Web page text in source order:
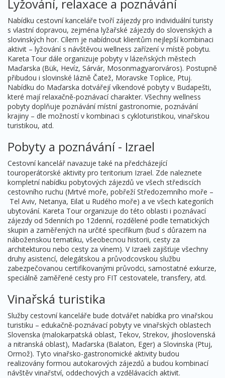
Lyžování, relaxace a poznávání
Nabídku cestovní kanceláře tvoří zájezdy pro individuální turisty
s vlastní dopravou, zejména lyžařské zájezdy do slovenských a
slovinských hor. Cílem je nabídnout klientům nejlepší kombinaci
aktivit – lyžování s návštěvou wellness zařízení v místě pobytu.
Kareta Tour dále organizuje pobyty v lázeňských městech
Maďarska (Bük, Hevíz, Sárvár, Mosonmagyarorváros). Postupně
přibudou i slovinské lázně Čatež, Moravske Toplice, Ptuj.
Nabídku do Maďarska dotvářejí víkendové pobyty v Budapešti,
které mají relaxačně-poznávací charakter. Všechny wellness
pobyty doplňuje poznávání místní gastronomie, poznávání
krajiny – dle možností v kombinaci s cykloturistikou, vinařskou
turistikou, atd.
Pobyty a poznávání - Izrael
Cestovní kancelář navazuje také na předcházející
touroperátorské aktivity pro teritorium Izrael. Zde naleznete
kompletní nabídku pobytových zájezdů ve všech střediscích
cestovního ruchu (Mrtvé moře, pobřeží Středozemního moře –
Tel Aviv, Netanya, Eilat u Rudého moře) a ve všech kategoriích
ubytování. Kareta Tour organizuje do této oblasti i poznávací
zájezdy od 5denních po 12denní, rozdělené podle tematických
skupin a zaměřených na určité specifikum (buď s důrazem na
náboženskou tematiku, všeobecnou historii, cesty za
architekturou nebo cesty za vínem). V Izraeli zajišťuje všechny
druhy asistencí, delegátskou a průvodcovskou službu
zabezpečovanou certifikovanými průvodci, samostatné exkurze,
speciálně zaměřené cesty pro FIT cestovatele, transfery, atd.
Vinařská turistika
Služby cestovní kanceláře bude dotvářet nabídka pro vinařskou
turistiku – edukačně-poznávací pobyty ve vinařských oblastech
Slovenska (malokarpatská oblast, Tekov, Strekov, jihoslovenská
a nitranská oblast), Maďarska (Balaton, Eger) a Slovinska (Ptuj,
Ormož). Tyto vinařsko-gastronomické aktivity budou
realizovány formou autokarových zájezdů a budou kombinací
návštěv vinařství, oddechových a vzdělávacích aktivit.